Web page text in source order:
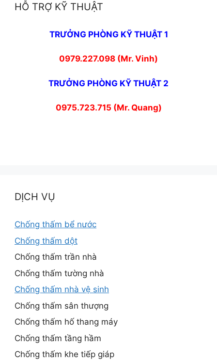
HỖ TRỢ KỸ THUẬT
TRƯỞNG PHÒNG KỸ THUẬT 1
0979.227.098 (Mr. Vinh)
TRƯỞNG PHÒNG KỸ THUẬT 2
0975.723.715 (Mr. Quang)
DỊCH VỤ
Chống thấm bể nước
Chống thấm dột
Chống thấm trần nhà
Chống thấm tường nhà
Chống thấm nhà vệ sinh
Chống thấm sân thượng
Chống thấm hố thang máy
Chống thấm tầng hầm
Chống thấm khe tiếp giáp